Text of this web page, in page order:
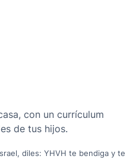
con un currículum
de tus hijos.
diles: YHVH te bendiga y te